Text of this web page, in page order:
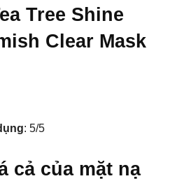
Tree Shine
Clear Mask
: 5/5
cả của mặt nạ